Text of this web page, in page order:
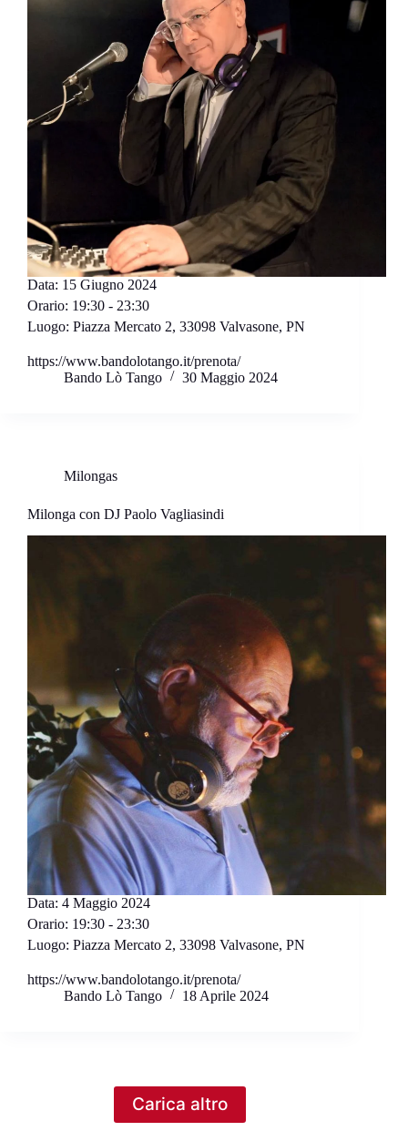
Data: 15 Giugno 2024
Orario: 19:30 - 23:30
Luogo: Piazza Mercato 2, 33098 Valvasone, PN
https://www.bandolotango.it/prenota/
Bando Lò Tango
30 Maggio 2024
Milongas
Milonga con DJ Paolo Vagliasindi
Data: 4 Maggio 2024
Orario: 19:30 - 23:30
Luogo: Piazza Mercato 2, 33098 Valvasone, PN
https://www.bandolotango.it/prenota/
Bando Lò Tango
18 Aprile 2024
Carica altro